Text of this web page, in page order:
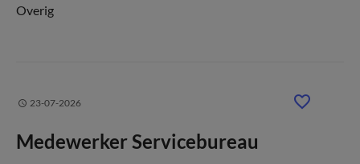
Overig
23-07-2026
Medewerker Servicebureau